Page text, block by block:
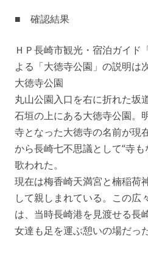
■ 確認結果
ＨＰ長崎市観光・宿泊ガイ
よる「大徳寺公園」の説明は
大徳寺公園
丸山公園入口を右に折れた坂
石垣の上にある大徳寺公園。
寺となった大徳寺の名前が現
から長崎七不思議として“寺
歌われた。
現在は梅香崎天満宮と楠稲荷
して親しまれている。この広
は、当時長崎港を見渡せる長
女達も足を運ぶ憩いの場だっ